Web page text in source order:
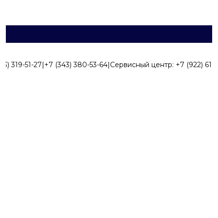
319-51-27|+7 (343) 380-53-64|Сервисный центр: +7 (922)